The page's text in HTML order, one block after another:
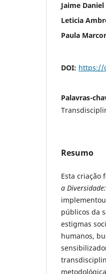
Jaime
Leticia
Paula
DOI: https://
Palavras-
Resumo
Esta criação
a
públicos da
estigmas
humanos,